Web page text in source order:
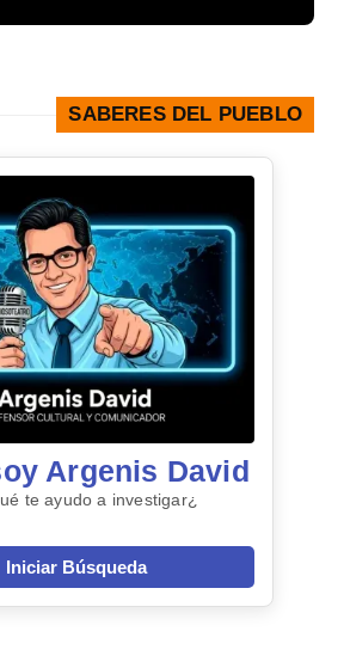
SABERES DEL PUEBLO
Argenis David
¿En qué te ayudo a investigar?
Iniciar Búsqueda